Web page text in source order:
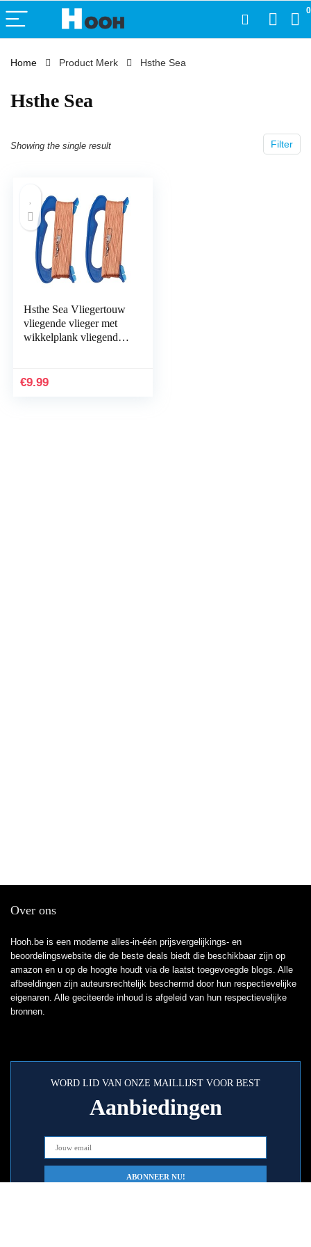
0
Home Product Merk ‎Hsthe Sea
‎Hsthe Sea
Filter
Showing the single result
Hsthe Sea Vliegertouw
vliegende vlieger met
wikkelplank vliegende
€9.99
Over ons
Hooh.be is een moderne alles-in-één prijsvergelijkings- en
beoordelingswebsite die de beste deals biedt die beschikbaar zijn op
amazon en u op de hoogte houdt via de laatst toegevoegde blogs. Alle
afbeeldingen zijn auteursrechtelijk beschermd door hun respectievelijke
eigenaren. Alle geciteerde inhoud is afgeleid van hun respectievelijke
bronnen.
WORD LID VAN ONZE MAILLIJST VOOR BEST
Aanbiedingen